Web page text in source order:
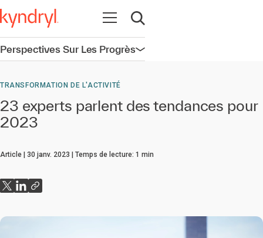
Ouvrir la navigation
Ouvrir la recherche
Perspectives Sur Les ProgrèsOuvrir la navigation
TRANSFORMATION DE L'ACTIVITÉ
23 experts parlent des tendances pour
2023
Article 30 janv. 2023 Temps de lecture: 1 min